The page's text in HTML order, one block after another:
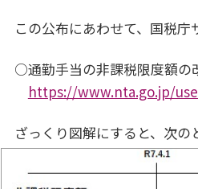
この公布にあわせて、国税庁
○通勤手当の非課税限度額の
https://www.nta.go.jp/
ざっくり図解にすると、次の